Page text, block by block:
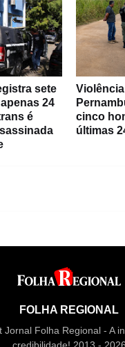
sete
24
é
cinco
últimas
FOLHA REGIONAL
Jornal Folha Regional - A